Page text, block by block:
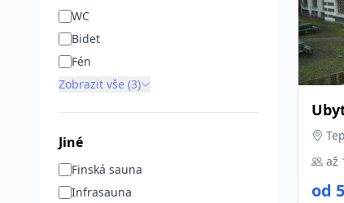
WC
Bidet
Fén
Zobrazit vše (3)
Jiné
Finská sauna
Infrasauna
až
od